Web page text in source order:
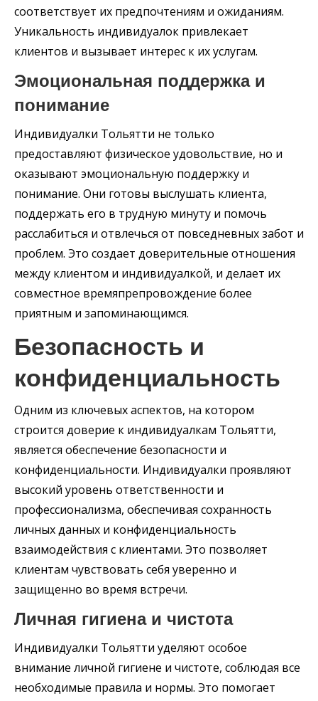
соответствует их предпочтениям и ожиданиям.
Уникальность индивидуалок привлекает
клиентов и вызывает интерес к их услугам.
Эмоциональная поддержка и
понимание
Индивидуалки Тольятти не только
предоставляют физическое удовольствие, но и
оказывают эмоциональную поддержку и
понимание. Они готовы выслушать клиента,
поддержать его в трудную минуту и помочь
расслабиться и отвлечься от повседневных забот и
проблем. Это создает доверительные отношения
между клиентом и индивидуалкой, и делает их
совместное времяпрепровождение более
приятным и запоминающимся.
Безопасность и
конфиденциальность
Одним из ключевых аспектов, на котором
строится доверие к индивидуалкам Тольятти,
является обеспечение безопасности и
конфиденциальности. Индивидуалки проявляют
высокий уровень ответственности и
профессионализма, обеспечивая сохранность
личных данных и конфиденциальность
взаимодействия с клиентами. Это позволяет
клиентам чувствовать себя уверенно и
защищенно во время встречи.
Личная гигиена и чистота
Индивидуалки Тольятти уделяют особое
внимание личной гигиене и чистоте, соблюдая все
необходимые правила и нормы. Это помогает